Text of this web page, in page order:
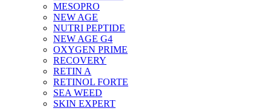
MESOPRO
NEW AGE
NUTRI PEPTIDE
NEW AGE G4
OXYGEN PRIME
RECOVERY
RETIN A
RETINOL FORTE
SEA WEED
SKIN EXPERT